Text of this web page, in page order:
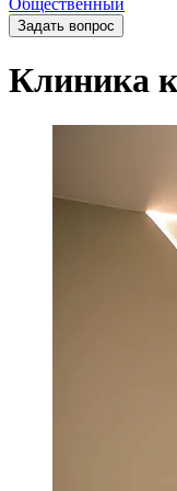
Общественный
Задать вопрос
Клиника